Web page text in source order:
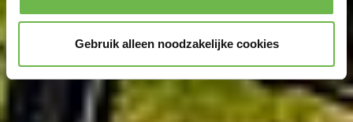
YouTube worden verzameld:Door te klikken op
"Accepteer graag alle" of door „Voorkeuren“,
„Statistieken“ of „Marketing“ aan te vinken en te klikken
op "Selectie handmatig instellen", stemt u er ook mee in
dat uw gegevens in de VS worden verwerkt in
Gebruik alleen noodzakelijke cookies